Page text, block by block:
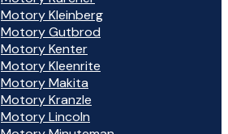
Motory Kleinberg
Motory Gutbrod
Motory Kenter
Motory Kleenrite
Motory Makita
Motory Kranzle
Motory Lincoln